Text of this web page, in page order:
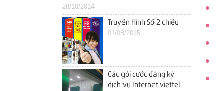
trong tháng 10
28/10/2014
Truyền Hình Số 2 chiều
01/08/2015
Các gói cước đăng ký
dịch vụ Internet viettel